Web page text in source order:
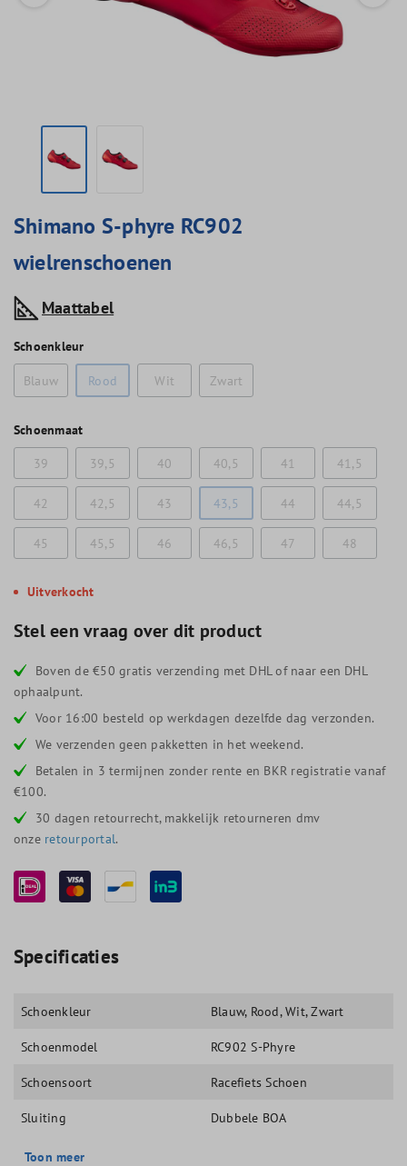
Shimano S-phyre RC902
wielrenschoenen
Maattabel
Schoenkleur
Blauw
Rood Wit Zwart
Schoenmaat
39
39,5 40 40,5 41 41,5
42 42,5 43 43,5 44 44,5
45 45,5 46 46,5 47 48
Uitverkocht
Stel een vraag over dit product
Boven de €50 gratis verzending met DHL of naar een DHL
ophaalpunt.
Voor 16:00 besteld op werkdagen dezelfde dag verzonden.
We verzenden geen pakketten in het weekend.
Betalen in 3 termijnen zonder rente en BKR registratie vanaf
€100.
30 dagen retourrecht, makkelijk retourneren dmv
onze retourportal.
Specificaties
Schoenkleur Blauw, Rood, Wit, Zwart
Schoenmodel RC902 S-Phyre
Schoensoort Racefiets Schoen
Sluiting Dubbele BOA
Toon meer